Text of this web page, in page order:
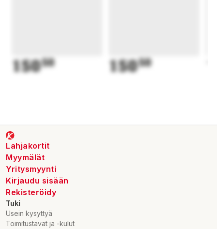
15050 15050
Lahjakortit
Myymälät
Yritysmyynti
Kirjaudu sisään
Rekisteröidy
Tuki
Usein kysyttyä
Toimitustavat ja -kulut